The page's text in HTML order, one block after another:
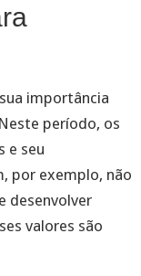
importância
período, os
e seu
por exemplo, não
desenvolver
valores são